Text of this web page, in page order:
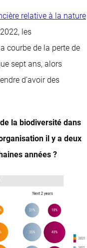
relative à la nature
les
courbe de la perte de
sept ans, alors
d'avoir des
la biodiversité dans
il y a deux
années ?